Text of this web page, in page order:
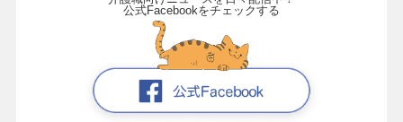
公式Facebookをチェックする